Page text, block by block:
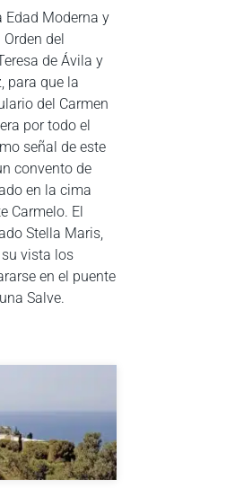
Edad Moderna y
del
de Ávila y
para que la
del Carmen
por todo el
señal de este
convento de
en la cima
Carmelo. El
Stella Maris,
vista los
en el puente
Salve.